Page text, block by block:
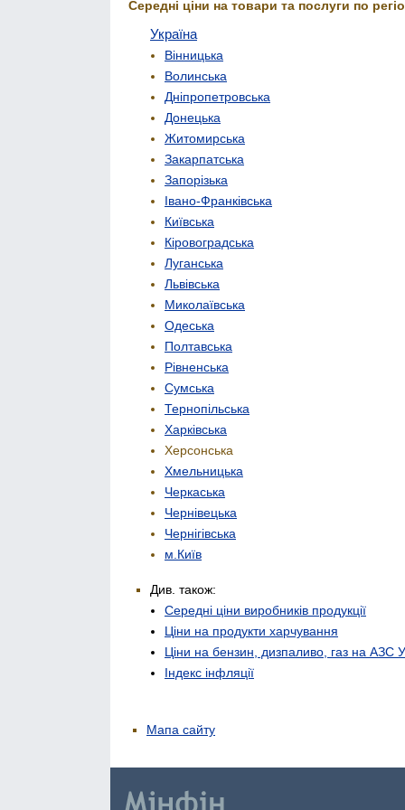
Середні ціни на товари та послуги по
Україна
Вінницька
Волинська
Дніпропетровська
Донецька
Житомирська
Закарпатська
Запорізька
Івано-Франківська
Київська
Кіровоградська
Луганська
Львівська
Миколаївська
Одеська
Полтавська
Рівненська
Сумська
Тернопільська
Харківська
Херсонська
Хмельницька
Черкаська
Чернівецька
Чернігівська
м.Київ
Див. також:
Середні ціни виробників продукції
Ціни на продукти харчування
Ціни на бензин, дизпаливо, газ на АЗС
Індекс інфляції
Мапа сайту